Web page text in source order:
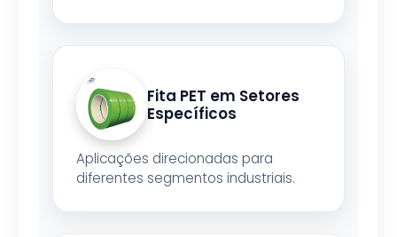
Fita PET em Setores
Específicos
Aplicações direcionadas para
diferentes segmentos industriais.